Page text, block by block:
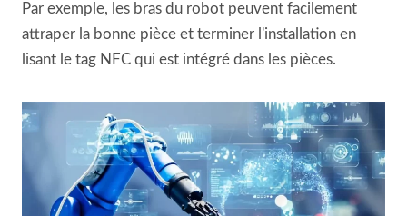
Par exemple, les bras du robot peuvent facilement
attraper la bonne pièce et terminer l'installation en
lisant le tag NFC qui est intégré dans les pièces.